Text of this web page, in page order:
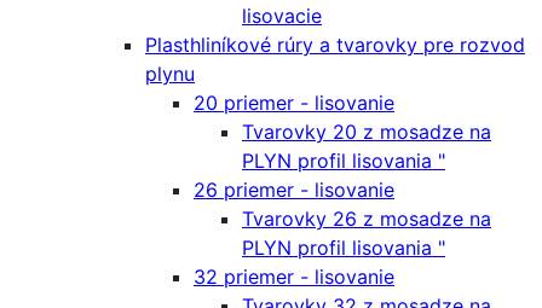
lisovacie
Plasthliníkové rúry a tvarovky pre rozvod
plynu
20 priemer - lisovanie
Tvarovky 20 z mosadze na
PLYN profil lisovania "
26 priemer - lisovanie
Tvarovky 26 z mosadze na
PLYN profil lisovania "
32 priemer - lisovanie